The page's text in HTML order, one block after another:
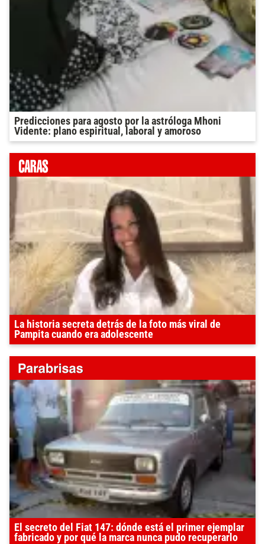
Predicciones para agosto por la astróloga Mhoni
Vidente: plano espiritual, laboral y amoroso
La historia secreta detrás de la foto más viral de
Pampita cuando era adolescente
El secreto del Fiat 147: dónde está el primer ejemplar
fabricado y por qué la marca nunca pudo recuperarlo